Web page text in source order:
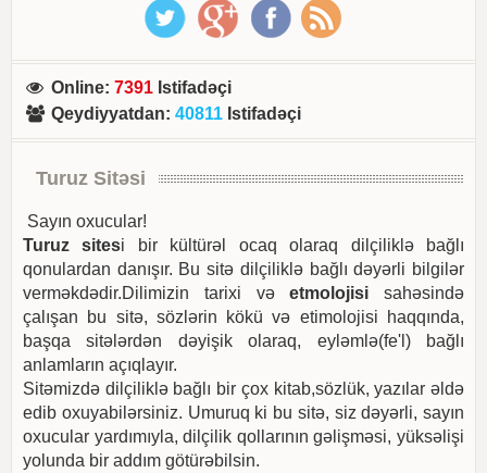
Online:7391 Istifadəçi
Qeydiyyatdan:40811 Istifadəçi
Turuz Sitəsi
Sayın oxucular!
Turuz sitesi bir kültürəl ocaq olaraq dilçiliklə bağlı
qonulardan danışır. Bu sitə dilçiliklə bağlı dəyərli bilgilər
verməkdədir.Dilimizin tarixi vəetmolojisi sahəsində
çalışan bu sitə, sözlərin kökü və etimolojisi haqqında,
başqa sitələrdən dəyişik olaraq, eyləmlə(fe'l) bağlı
anlamların açıqlayır.
Sitəmizdə dilçiliklə bağlı bir çox kitab,sözlük, yazılar əldə
edib oxuyabilərsiniz. Umuruq ki bu sitə, siz dəyərli, sayın
oxucular yardımıyla, dilçilik qollarının gəlişməsi, yüksəlişi
yolunda bir addım götürəbilsin.